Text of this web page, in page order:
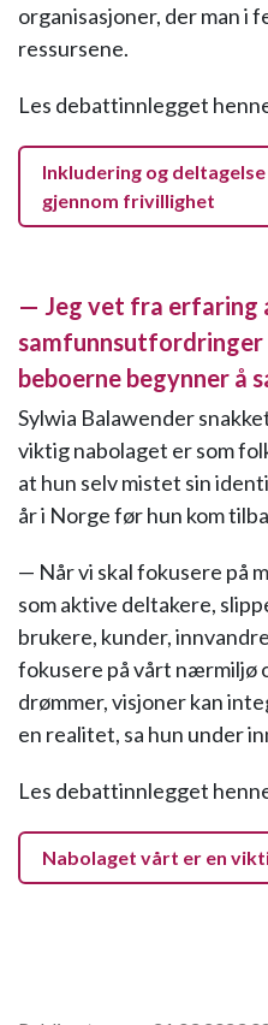
organisasjoner, der man i
ressursene.
Les debattinnlegget
Inkludering og
gjennom frivillighet
— Jeg vet fra erfaring
samfunnsutfordringer
beboerne begynner å
Sylwia Balawender
viktig nabolaget er som
at hun selv mistet sin
år i Norge før hun kom
— Når vi skal fokusere på
som aktive deltakere,
brukere, kunder,
fokusere på vårt nærmiljø
drømmer, visjoner kan
en realitet, sa hun under
Les debattinnlegget
Nabolaget vårt er en